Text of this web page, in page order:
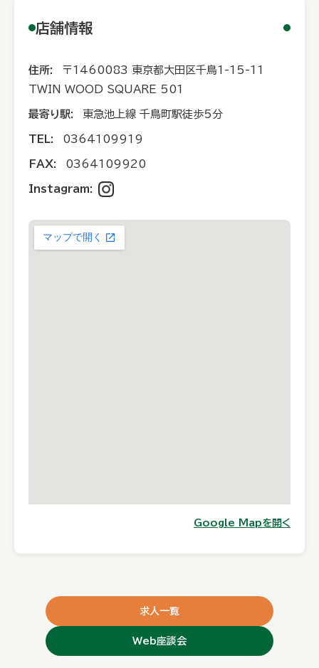
店舗情報
住所:
〒1460083 東京都大田区千鳥1-15-11
TWIN WOOD SQUARE 501
最寄り駅: 東急池上線 千鳥町駅徒歩5分
TEL: 0364109919
FAX: 0364109920
Instagram:
Google Mapを開く
求人一覧
Web座談会